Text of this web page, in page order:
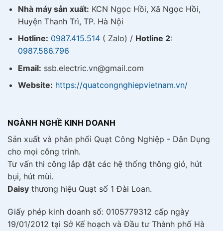
Nhà máy sản xuất: KCN Ngọc Hồi, Xã Ngọc Hồi,
Huyện Thanh Trì, TP. Hà Nội
Hotline: 0987.415.514( Zalo) / Hotline 2:
0987.586.796
Email: ssb.electric.vn@gmail.com
Website: https://quatcongnghiepvietnam.vn/
NGÀNH NGHỀ KINH DOANH
Sản xuất và phân phối Quạt Công Nghiệp - Dân Dụng
cho mọi công trình.
Tư vấn thi công lắp đặt các hệ thống thông gió, hút
bụi, hút mùi.
Daisy thương hiệu Quạt số 1 Đài Loan.
Giấy phép kinh doanh số: 0105779312 cấp ngày
19/01/2012 tại Sở Kế hoạch và Đầu tư Thành phố Hà